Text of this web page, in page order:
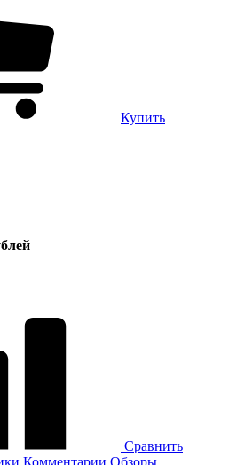
Купить
Сравнить
Комментарии Обзоры